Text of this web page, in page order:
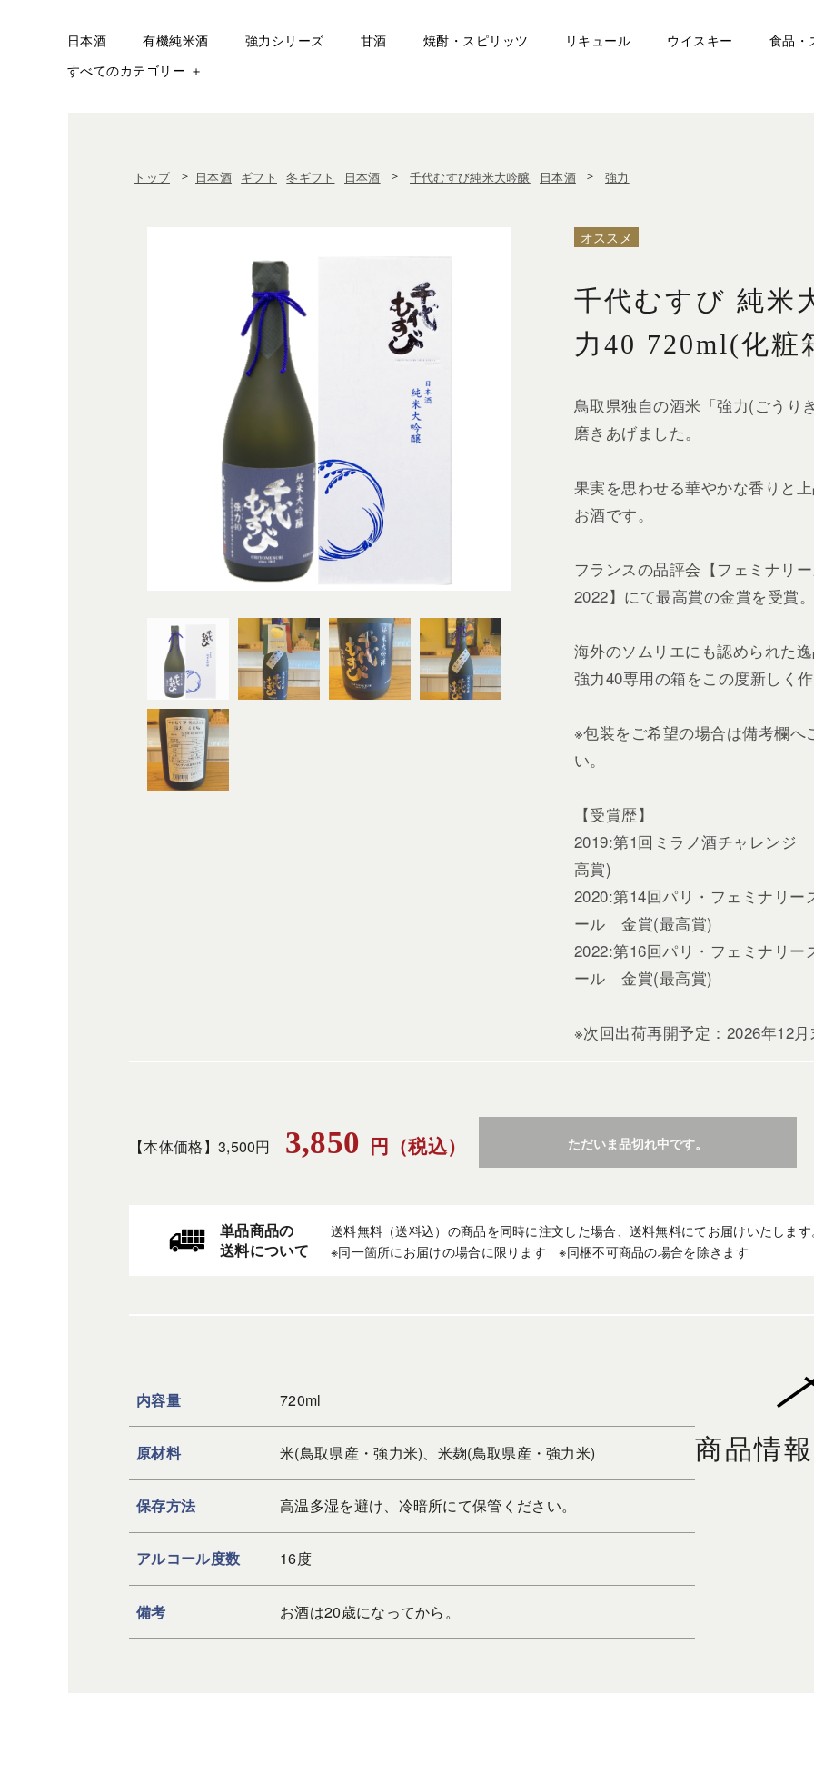
日本酒 有機純米酒 強力シリーズ 甘酒 焼酎・スピリッツ リキュール ウイスキー 食品・
すべてのカテゴリー ＋
トップ ＞ 日本酒 ギフト 冬ギフト 日本酒 ＞ 千代むすび純米大吟醸 日本酒 ＞ 強力
オススメ
千代むすび 純米
力40 720ml(化粧
鳥取県独自の酒米「強力(ごうり
磨きあげました。
果実を思わせる華やかな香りと
お酒です。
フランスの品評会【フェミナリ
2022】にて最高賞の金賞を受賞。
海外のソムリエにも認められた
強力40専用の箱をこの度新しく
※包装をご希望の場合は備考欄へ
い。
【受賞歴】
2019:第1回ミラノ酒チャレンジ
高賞)
2020:第14回パリ・フェミナリー
ール 金賞(最高賞)
2022:第16回パリ・フェミナリー
ール 金賞(最高賞)
※次回出荷再開予定：2026年12
【本体価格】3,500円 3,850 円（税込） ただいま品切れ中です。
単品商品の
送料について
送料無料（送料込）の商品を同時に注文した場合、送料無料にてお届けいたしま
※同一箇所にお届けの場合に限ります ※同梱不可商品の場合を除きます
商品情報
内容量 720ml
原材料 米(鳥取県産・強力米)、米麹(鳥取県産・強力米)
保存方法 高温多湿を避け、冷暗所にて保管ください。
アルコール度数 16度
備考 お酒は20歳になってから。